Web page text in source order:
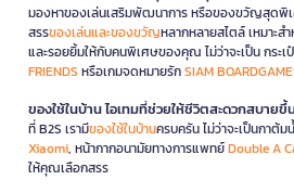
มองหาของเล่นเสริมพัฒนาการ หรือของขวัญสุดพิเ
สรรของเล่นและของขวัญหลากหลายสไตล์ เหมาะ
และรอยยิ้มให้กับคนพิเศษของคุณ ไม่ว่าจะเป็น กระ
FRIENDS หรือเกมจดหมายรักSIAM
ของใช้ในบ้าน ไอเทมที่ช่วยให้ชีวิตสะดวกสบายขึ้
ที่ B2S เรามีของใช้ในบ้านครบครัน ไม่ว่าจะเป็นกาต้ม
Xiaomi, หน้ากากอนามัยทางการแพทย์Double A
ให้คุณเลือกสรร